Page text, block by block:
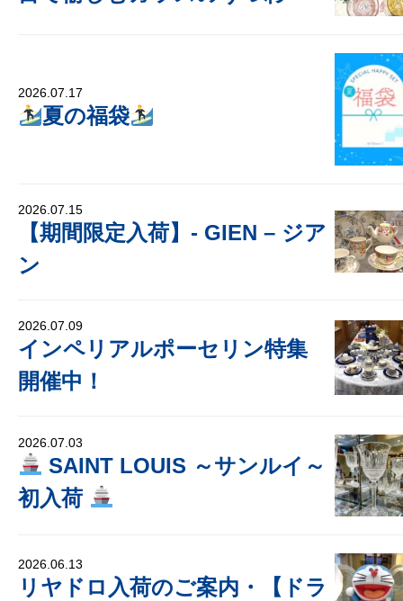
2026.07.17
夏の福袋
2026.07.15
【期間限定入荷】- GIEN – ジア
ン
2026.07.09
インペリアルポーセリン特集
開催中！
2026.07.03
SAINT LOUIS ～サンルイ～
初入荷
2026.06.13
リヤドロ入荷のご案内・【ドラ